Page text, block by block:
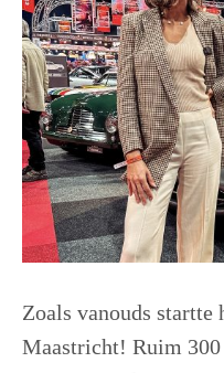
Zoals vanouds
Maastricht! Ruim 300